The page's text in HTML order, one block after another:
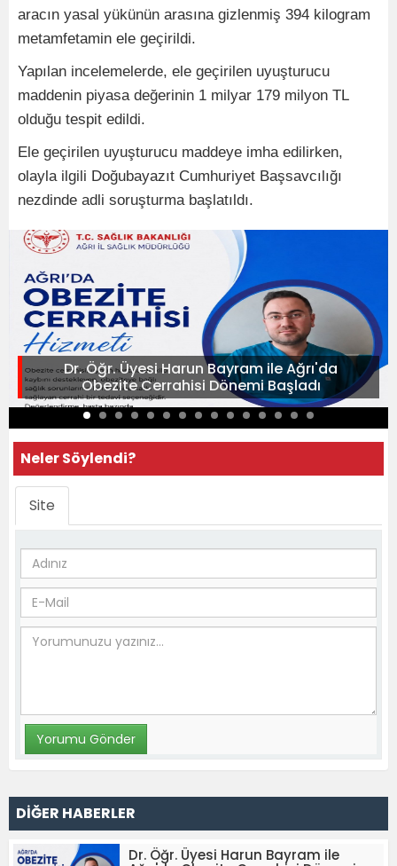
aracın yasal yükünün arasına gizlenmiş 394 kilogram
metamfetamin ele geçirildi.
Yapılan incelemelerde, ele geçirilen uyuşturucu
maddenin piyasa değerinin 1 milyar 179 milyon TL
olduğu tespit edildi.
Ele geçirilen uyuşturucu maddeye imha edilirken,
olayla ilgili Doğubayazıt Cumhuriyet Başsavcılığı
nezdinde adli soruşturma başlatıldı.
Dr. Öğr. Üyesi Harun Bayram ile Ağrı'da
Obezite Cerrahisi Dönemi Başladı
Neler Söylendi?
Site
DİĞER HABERLER
Dr. Öğr. Üyesi Harun Bayram ile